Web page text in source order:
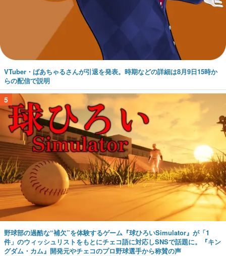
VTuber・ばあちゃるさんが引退を発表。時期などの詳細は8月9日15時か
らの配信で説明
5
野球部の過酷な“補欠”を体験するゲーム『球ひろいSimulator』が「1
件」のウィッシュリストをもとにチェコ語に対応しSNSで話題に。『キン
グダム・カム』開発元やチェコのプロ野球選手から称賛の声